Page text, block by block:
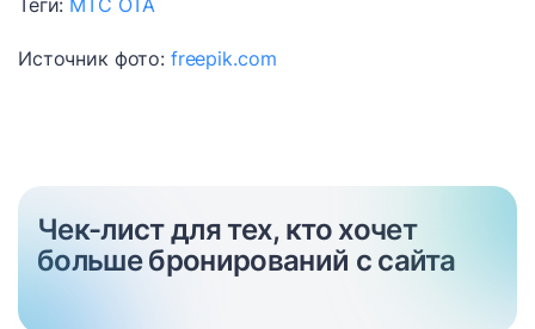
Теги: МТС ОТА
Источник фото: freepik.com
Чек-лист для тех, кто хочет
больше бронирований с сайта